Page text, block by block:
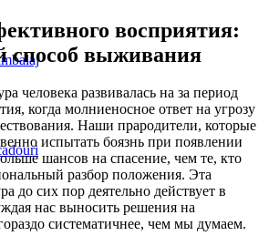
восприятия:
способ выживания
человека развивалась на за период
когда молниеносное ответ на угрозу
Наши прародители, которые
испытать боязнь при появлении
шансов на спасение, чем те, кто
разбор положения. Эта
до сих пор деятельно действует в
нас выносить решения на
систематичнее, чем мы думаем.